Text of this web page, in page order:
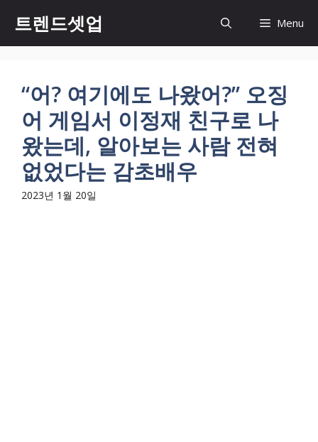
츠
트렌드셋업 Menu
“어? 여기에도 나왔어?” 오징
어 게임서 이정재 친구로 나
왔는데, 알아보는 사람 전혀
없었다는 감초배우
2023년 1월 20일